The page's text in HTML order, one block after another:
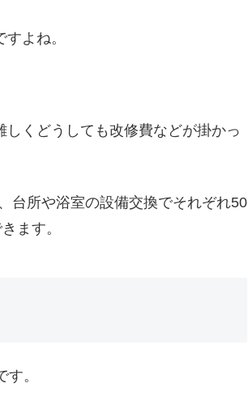
よね。
くどうしても改修費などが掛かっ
台所や浴室の設備交換でそれぞれ50
ます。
。